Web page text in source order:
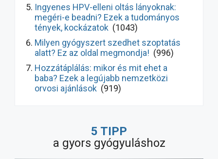
Ingyenes HPV-elleni oltás lányoknak:
megéri-e beadni? Ezek a tudományos
tények, kockázatok (1043)
Milyen gyógyszert szedhet szoptatás
alatt? Ez az oldal megmondja! (996)
Hozzátáplálás: mikor és mit ehet a
baba? Ezek a legújabb nemzetközi
orvosi ajánlások (919)
gyógyul meg hamarabb! Ezek a legújabb
ajánlások(9570)
5 TIPP
a gyors gyógyuláshoz